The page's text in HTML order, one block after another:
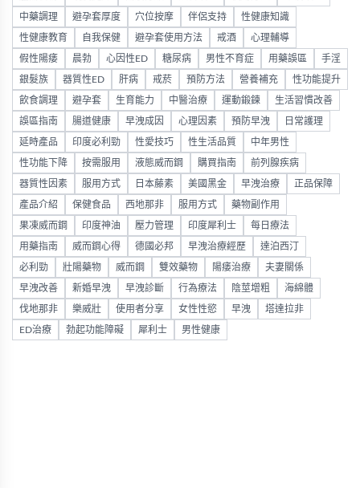
中藥調理 避孕套厚度 穴位按摩 伴侶支持 性健康知識
性健康教育 自我保健 避孕套使用方法 戒酒 心理輔導
假性陽痿 晨勃 心因性ED 糖尿病 男性不育症 用藥誤區 手淫
銀髮族 器質性ED 肝病 戒菸 預防方法 營養補充 性功能提升
飲食調理 避孕套 生育能力 中醫治療 運動鍛鍊 生活習慣改善
誤區指南 腸道健康 早洩成因 心理因素 預防早洩 日常護理
延時產品 印度必利勁 性愛技巧 性生活品質 中年男性
性功能下降 按需服用 液態威而鋼 購買指南 前列腺疾病
器質性因素 服用方式 日本藤素 美國黑金 早洩治療 正品保障
產品介紹 保健食品 西地那非 服用方式 藥物副作用
果凍威而鋼 印度神油 壓力管理 印度犀利士 每日療法
用藥指南 威而鋼心得 德國必邦 早洩治療經歷 達泊西汀
必利勁 壯陽藥物 威而鋼 雙效藥物 陽痿治療 夫妻關係
早洩改善 新婚早洩 早洩診斷 行為療法 陰莖增粗 海綿體
伐地那非 樂威壯 使用者分享 女性性慾 早洩 塔達拉非
ED治療 勃起功能障礙 犀利士 男性健康